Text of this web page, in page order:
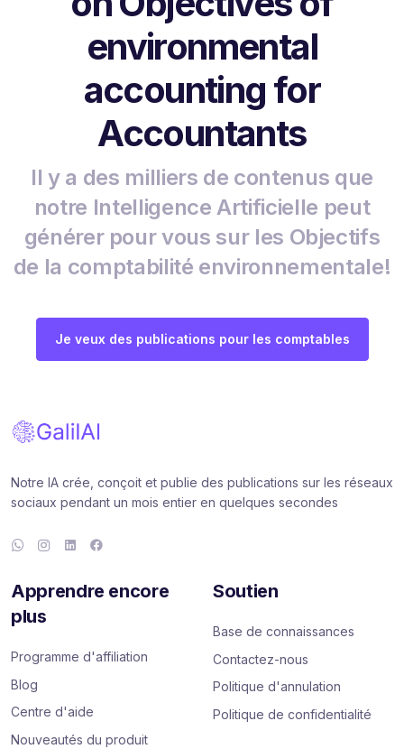
environmental
accounting for
Accountants
Il y a des milliers de contenus que
notre Intelligence Artificielle peut
générer pour vous sur les Objectifs
de la comptabilité environnementale!
Je veux des publications pour les comptables
Notre IA crée, conçoit et publie des publications sur les réseaux
sociaux pendant un mois entier en quelques secondes
Apprendre encore
plus
Programme d'affiliation
Blog
Centre d'aide
Nouveautés du produit
Soutien
Base de connaissances
Contactez-nous
Politique d'annulation
Politique de confidentialité